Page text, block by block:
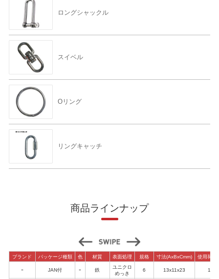
ロングシャックル
スイベル
Oリング
リングキャッチ
商品ラインナップ
ブランド パッケージ種類 色 材質 表面処理 規格 寸法(AxBxCmm) 使用荷重
ｰ JAN付 ｰ 鉄
ユニクロ
めっき
6 13x11x23 120